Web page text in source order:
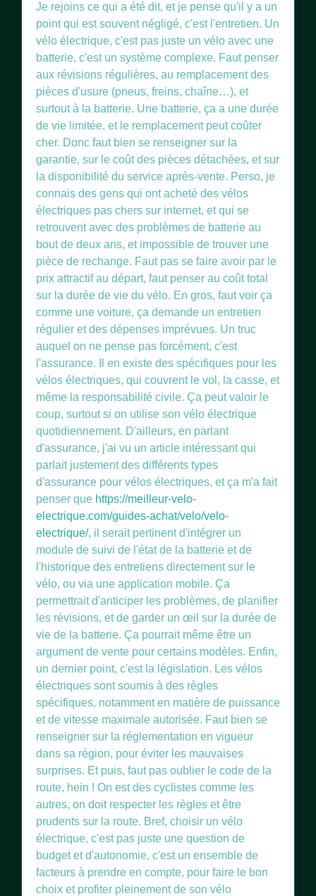
Je rejoins ce qui a été dit, et je pense qu'il y a un
point qui est souvent négligé, c'est l'entretien. Un
vélo électrique, c'est pas juste un vélo avec une
batterie, c'est un système complexe. Faut penser
aux révisions régulières, au remplacement des
pièces d'usure (pneus, freins, chaîne…), et
surtout à la batterie. Une batterie, ça a une durée
de vie limitée, et le remplacement peut coûter
cher. Donc faut bien se renseigner sur la
garantie, sur le coût des pièces détachées, et sur
la disponibilité du service après-vente. Perso, je
connais des gens qui ont acheté des vélos
électriques pas chers sur internet, et qui se
retrouvent avec des problèmes de batterie au
bout de deux ans, et impossible de trouver une
pièce de rechange. Faut pas se faire avoir par le
prix attractif au départ, faut penser au coût total
sur la durée de vie du vélo. En gros, faut voir ça
comme une voiture, ça demande un entretien
régulier et des dépenses imprévues. Un truc
auquel on ne pense pas forcément, c'est
l'assurance. Il en existe des spécifiques pour les
vélos électriques, qui couvrent le vol, la casse, et
même la responsabilité civile. Ça peut valoir le
coup, surtout si on utilise son vélo électrique
quotidiennement. D'ailleurs, en parlant
d'assurance, j'ai vu un article intéressant qui
parlait justement des différents types
d'assurance pour vélos électriques, et ça m'a fait
penser que https://meilleur-velo-
electrique.com/guides-achat/velo/velo-
electrique/, il serait pertinent d'intégrer un
module de suivi de l'état de la batterie et de
l'historique des entretiens directement sur le
vélo, ou via une application mobile. Ça
permettrait d'anticiper les problèmes, de planifier
les révisions, et de garder un œil sur la durée de
vie de la batterie. Ça pourrait même être un
argument de vente pour certains modèles. Enfin,
un dernier point, c'est la législation. Les vélos
électriques sont soumis à des règles
spécifiques, notamment en matière de puissance
et de vitesse maximale autorisée. Faut bien se
renseigner sur la réglementation en vigueur
dans sa région, pour éviter les mauvaises
surprises. Et puis, faut pas oublier le code de la
route, hein ! On est des cyclistes comme les
autres, on doit respecter les règles et être
prudents sur la route. Bref, choisir un vélo
électrique, c'est pas juste une question de
budget et d'autonomie, c'est un ensemble de
facteurs à prendre en compte, pour faire le bon
choix et profiter pleinement de son vélo